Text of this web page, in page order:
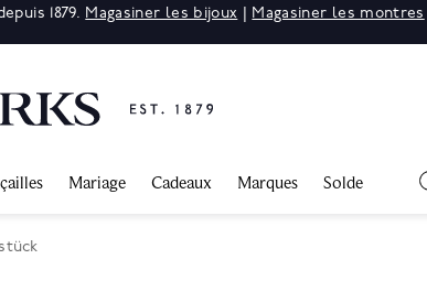
1879. Magasiner les bijoux | Magasiner les montres
Mariage Cadeaux Marques Solde